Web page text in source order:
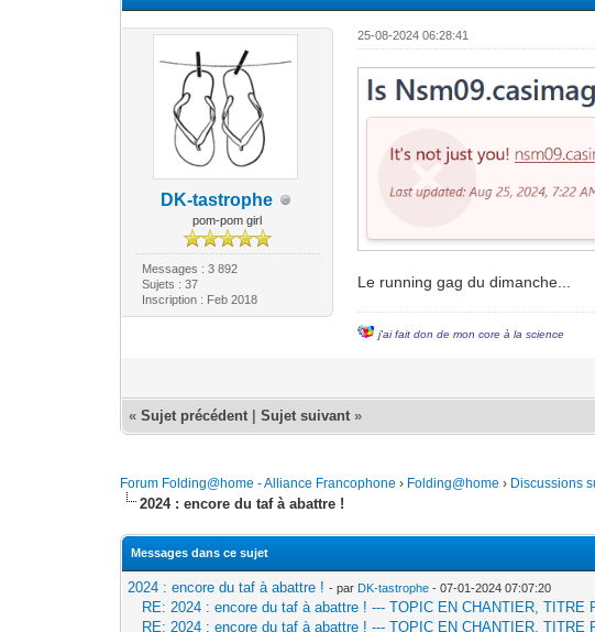
DK-tastrophe
pom-pom girl
Messages : 3 892
Sujets : 37
Inscription : Feb 2018
25-08-2024 06:28:41
Le running gag du dimanche...
j'ai fait don de mon core à la science
«Sujet précédent |Sujet suivant »
Forum Folding@home - Alliance Francophone › Folding@home › Discussions
2024 : encore du taf à abattre !
Messages dans ce sujet
2024 : encore du taf à abattre ! - par DK-tastrophe - 07-01-2024 07:07:20
RE: 2024 : encore du taf à abattre ! --- TOPIC EN CHANTIER, TITRE
RE: 2024 : encore du taf à abattre ! --- TOPIC EN CHANTIER, TITRE